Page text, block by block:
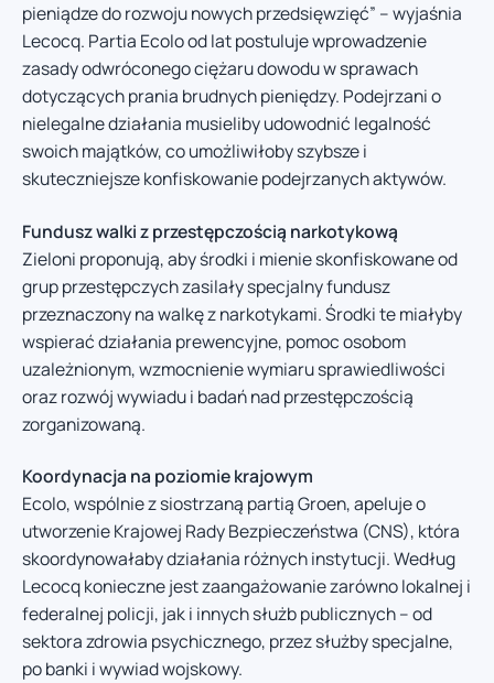
pieniądze do rozwoju nowych przedsięwzięć” – wyjaśnia
Lecocq. Partia Ecolo od lat postuluje wprowadzenie
zasady odwróconego ciężaru dowodu w sprawach
dotyczących prania brudnych pieniędzy. Podejrzani o
nielegalne działania musieliby udowodnić legalność
swoich majątków, co umożliwiłoby szybsze i
skuteczniejsze konfiskowanie podejrzanych aktywów.
Fundusz walki z przestępczością narkotykową
Zieloni proponują, aby środki i mienie skonfiskowane od
grup przestępczych zasilały specjalny fundusz
przeznaczony na walkę z narkotykami. Środki te miałyby
wspierać działania prewencyjne, pomoc osobom
uzależnionym, wzmocnienie wymiaru sprawiedliwości
oraz rozwój wywiadu i badań nad przestępczością
zorganizowaną.
Koordynacja na poziomie krajowym
Ecolo, wspólnie z siostrzaną partią Groen, apeluje o
utworzenie Krajowej Rady Bezpieczeństwa (CNS), która
skoordynowałaby działania różnych instytucji. Według
Lecocq konieczne jest zaangażowanie zarówno lokalnej i
federalnej policji, jak i innych służb publicznych – od
sektora zdrowia psychicznego, przez służby specjalne,
po banki i wywiad wojskowy.